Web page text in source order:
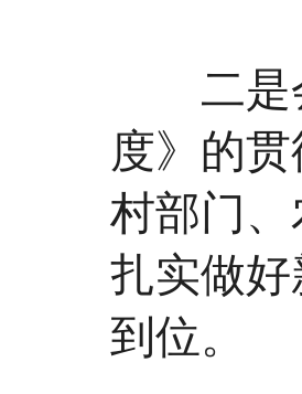
二是会
度》的
村部门
扎实做
到位。